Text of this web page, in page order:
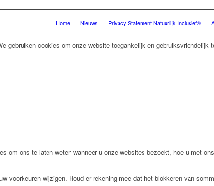
Home Nieuws Privacy Statement Natuurlijk Inclusief®
gebruiken cookies om onze website toegankelijk en gebruiksvriendelijk
om ons te laten weten wanneer u onze websites bezoekt, hoe u met
voorkeuren wijzigen. Houd er rekening mee dat het blokkeren van